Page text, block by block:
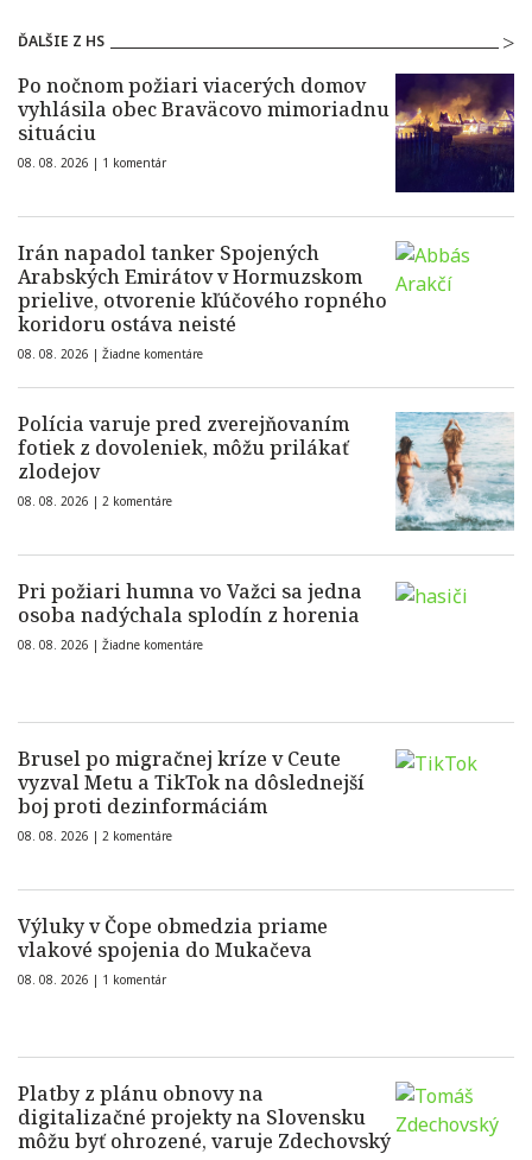
ĎALŠIE Z HS
Po nočnom požiari viacerých domov
vyhlásila obec Braväcovo mimoriadnu
situáciu
08. 08. 2026 | 1 komentár
Irán napadol tanker Spojených
Arabských Emirátov v Hormuzskom
prielive, otvorenie kľúčového ropného
koridoru ostáva neisté
08. 08. 2026 | Žiadne komentáre
Polícia varuje pred zverejňovaním
fotiek z dovoleniek, môžu prilákať
zlodejov
08. 08. 2026 | 2 komentáre
Pri požiari humna vo Važci sa jedna
osoba nadýchala splodín z horenia
08. 08. 2026 | Žiadne komentáre
Brusel po migračnej kríze v Ceute
vyzval Metu a TikTok na dôslednejší
boj proti dezinformáciám
08. 08. 2026 | 2 komentáre
Výluky v Čope obmedzia priame
vlakové spojenia do Mukačeva
08. 08. 2026 | 1 komentár
Platby z plánu obnovy na
digitalizačné projekty na Slovensku
môžu byť ohrozené, varuje Zdechovský